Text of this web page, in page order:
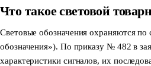
Что такое световой
Световые обозначения охраняются
обозначения»). По приказу № 482 в
характеристики сигналов, их